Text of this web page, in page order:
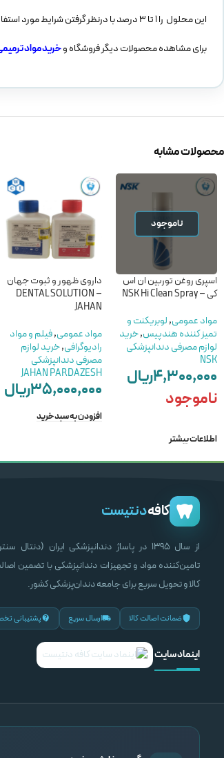
این محلول را ۱ تا ۳ درصد با درنظر گرفتن شرایط مورد استفاده رقیق کرده و سپس ابزار مورد نظر خود را به طور کامل در آن قرار داده و بعد آبکشی کنید.
برای مشاهده محصولات دیگر فروشگاه وخرید مواد
محصولات مشابه
ناموجود
اسپری روغن توربین ان اس
کی – NSK Hi Clean Spray
مواد عمومی,لوبریکنت و
تمیز کننده هندپیس,خرید
لوازم مصرفی دندانپزشکی
NSK
۴,۳۰۰,۰۰۰ریال
ناموجود
اطلاعات بیشتر
داروی ظهور و ثبوت جهان
– DENTAL SOLUTION
JAHAN
مواد عمومی,فیلم و مواد
رادیوگرافی,خرید لوازم
مصرفی دندانپزشکی
JAHAN PARDAZESH
۳۵,۰۰۰,۰۰۰ریال
افزودن به سبد خرید
کافهدنتیست
از سال ۱۳۹۵ در پاساژ دندانپزشکی ایران (دنتال
تامین‌کننده مواد و تجهیزات دندانپزشکی با تضمین
کالا و تحویل سریع برای جامعه دندان‌پزشکی کشور.
ضمانت اصالت کالا ارسال سریع پشتیبانی
اینماد سایت